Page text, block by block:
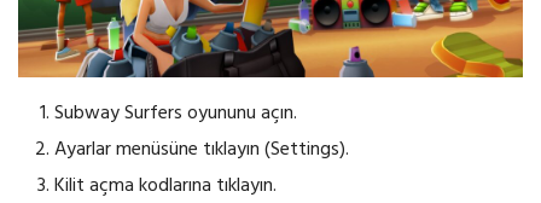
Subway Surfers oyununu açın.
Ayarlar menüsüne tıklayın (Settings).
Kilit açma kodlarına tıklayın.